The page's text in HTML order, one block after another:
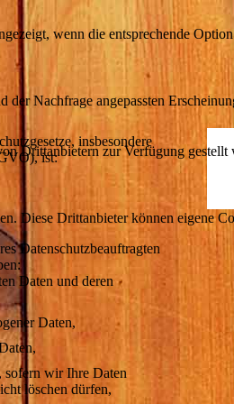
insbesondere
ist:
Datenschutzbeauftragten
Daten und deren
Daten,
sofern wir Ihre Daten
löschen dürfen,
wenn die entsprechende
Nachfrage angepassten
Drittanbietern zur Verfügung gestellt
Diese Drittanbieter können eigene